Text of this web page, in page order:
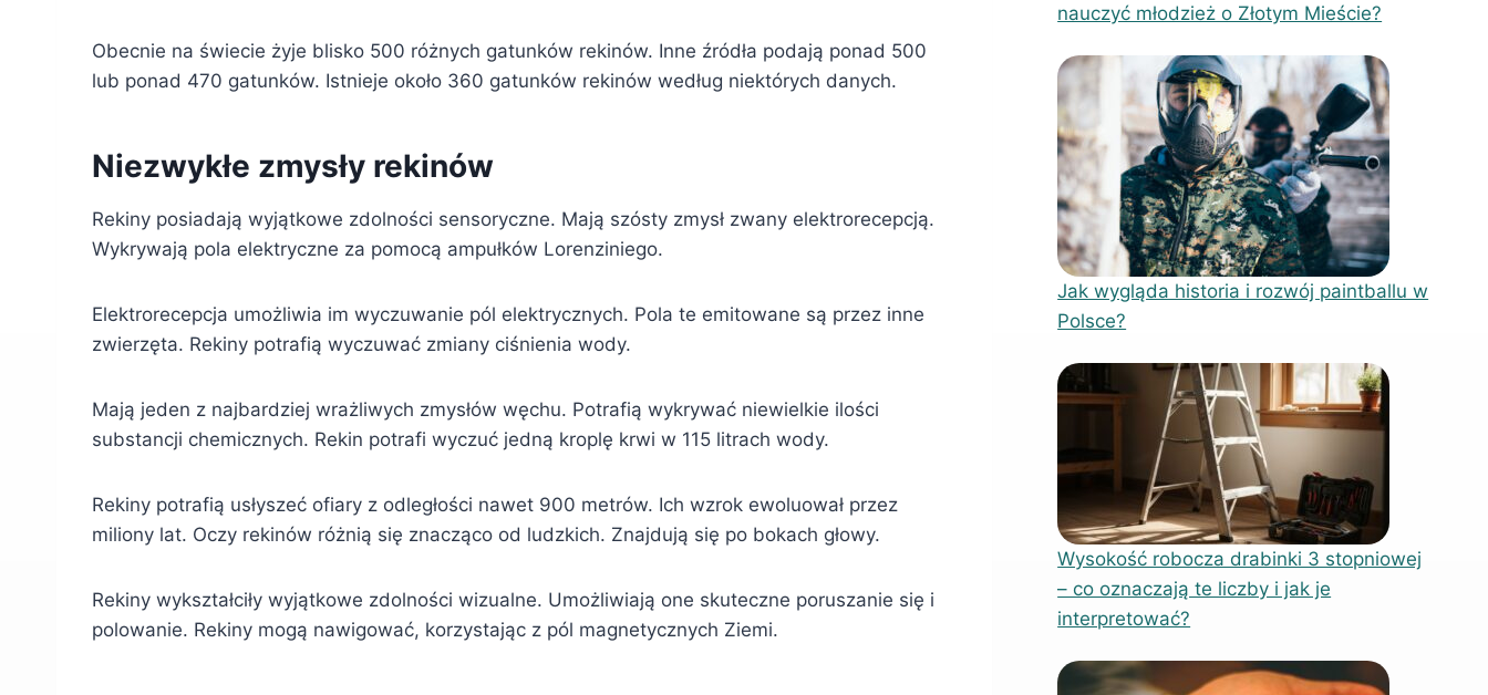
Obecnie na świecie żyje blisko 500 różnych gatunków rekinów. Inne źródła podają ponad 500
lub ponad 470 gatunków. Istnieje około 360 gatunków rekinów według niektórych danych.
Niezwykłe zmysły rekinów
Rekiny posiadają wyjątkowe zdolności sensoryczne. Mają szósty zmysł zwany elektrorecepcją.
Wykrywają pola elektryczne za pomocą ampułków Lorenziniego.
Elektrorecepcja umożliwia im wyczuwanie pól elektrycznych. Pola te emitowane są przez inne
zwierzęta. Rekiny potrafią wyczuwać zmiany ciśnienia wody.
Mają jeden z najbardziej wrażliwych zmysłów węchu. Potrafią wykrywać niewielkie ilości
substancji chemicznych. Rekin potrafi wyczuć jedną kroplę krwi w 115 litrach wody.
Rekiny potrafią usłyszeć ofiary z odległości nawet 900 metrów. Ich wzrok ewoluował przez
miliony lat. Oczy rekinów różnią się znacząco od ludzkich. Znajdują się po bokach głowy.
Rekiny wykształciły wyjątkowe zdolności wizualne. Umożliwiają one skuteczne poruszanie się i
polowanie. Rekiny mogą nawigować, korzystając z pól magnetycznych Ziemi.
nauczyć młodzież o Złotym Mieście?
Jak wygląda historia i rozwój paintballu w
Polsce?
Wysokość robocza drabinki 3 stopniowej
– co oznaczają te liczby i jak je
interpretować?